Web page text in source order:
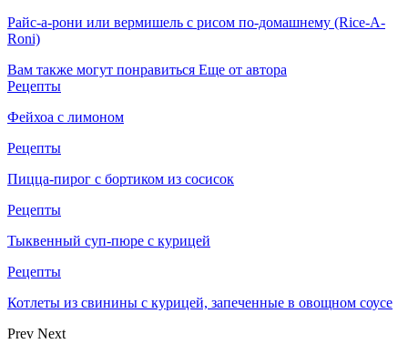
Райс-а-рони или вермишель с рисом по-домашнему (Rice-A-
Roni)
Вам также могут понравиться Еще от автора
Рецепты
Фейхоа с лимоном
Рецепты
Пицца-пирог с бортиком из сосисок
Рецепты
Тыквенный суп-пюре с курицей
Рецепты
Котлеты из свинины с курицей, запеченные в овощном соусе
Prev Next